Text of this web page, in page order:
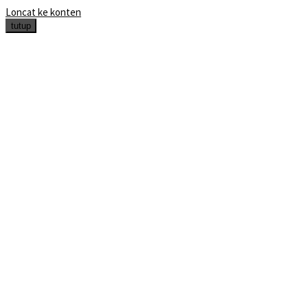
Loncat ke konten
tutup